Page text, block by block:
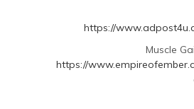
https://
Muscle
https://